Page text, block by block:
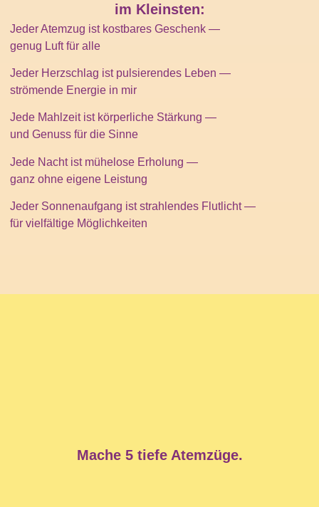
im Kleinsten:
Jeder Atemzug ist kostbares Geschenk —
genug Luft für alle
Jeder Herzschlag ist pulsierendes Leben —
strömende Energie in mir
Jede Mahlzeit ist körperliche Stärkung —
und Genuss für die Sinne
Jede Nacht ist mühelose Erholung —
ganz ohne eigene Leistung
Jeder Sonnenaufgang ist strahlendes Flutlicht —
für vielfältige Möglichkeiten
Mache 5 tiefe Atemzüge.